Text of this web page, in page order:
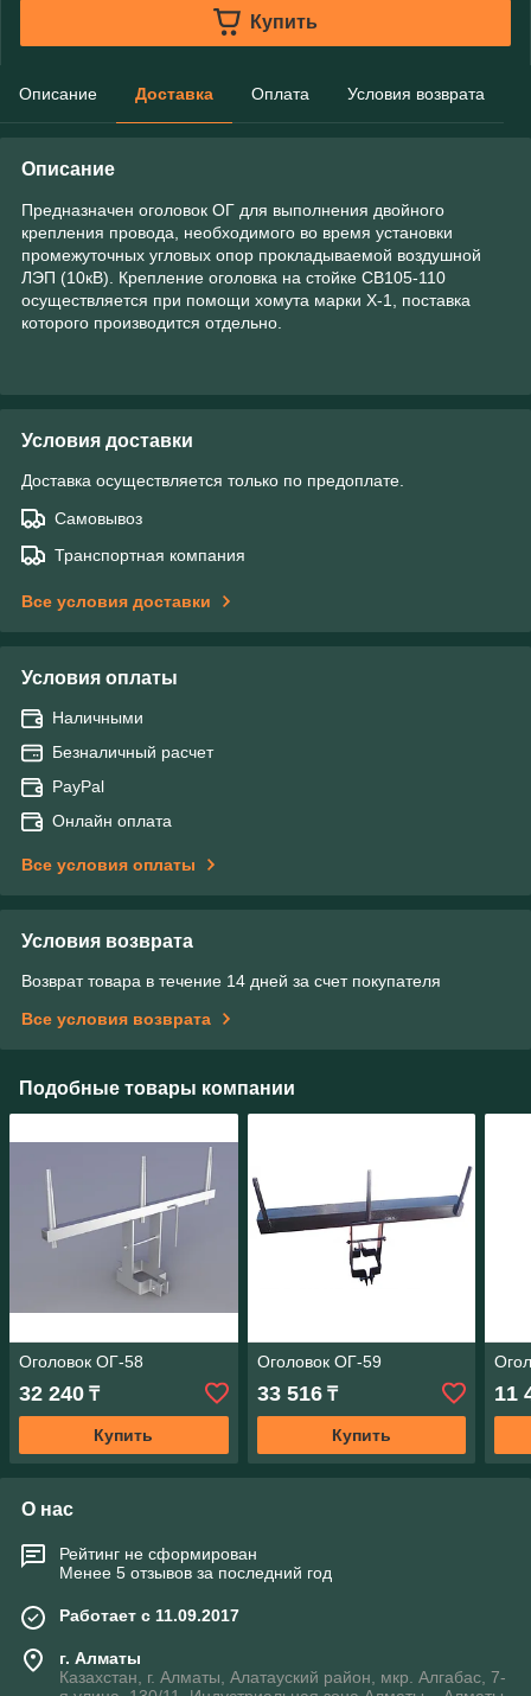
Купить
Описание Доставка Оплата Условия возврата
Описание
Предназначен оголовок ОГ для выполнения двойного
крепления провода, необходимого во время установки
промежуточных угловых опор прокладываемой воздушной
ЛЭП (10кВ). Крепление оголовка на стойке СВ105-110
осуществляется при помощи хомута марки Х-1, поставка
которого производится отдельно.
Условия доставки
Доставка осуществляется только по предоплате.
Самовывоз
Транспортная компания
Все условия доставки
Условия оплаты
Наличными
Безналичный расчет
PayPal
Онлайн оплата
Все условия оплаты
Условия возврата
Возврат товара в течение 14 дней за счет покупателя
Все условия возврата
Подобные товары компании
Оголовок ОГ-58
32 240 ₸
Купить
Оголовок ОГ-59
33 516₸
Купить
11
О нас
Рейтинг не сформирован
Менее 5 отзывов за последний год
Работает с 11.09.2017
г. Алматы
Казахстан, г. Алматы, Алатауский район, мкр. Алгабас, 7-